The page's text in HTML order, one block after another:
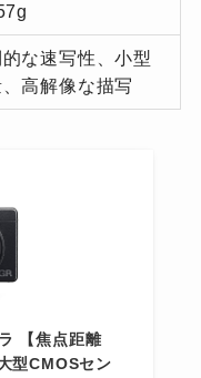
な速写性、小型
高解像な描写
【焦点距離
型CMOSセン